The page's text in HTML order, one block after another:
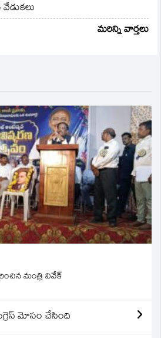
మరిన్ని వార్తలు
మంత్రి వివేక్
మోసం చేసింది